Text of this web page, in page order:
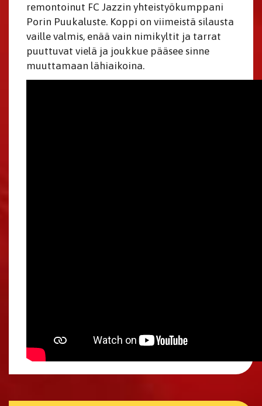
remontoinut FC Jazzin yhteistyökumppani
Porin Puukaluste. Koppi on viimeistä silausta
vaille valmis, enää vain nimikyltit ja tarrat
puuttuvat vielä ja joukkue pääsee sinne
muuttamaan lähiaikoina.